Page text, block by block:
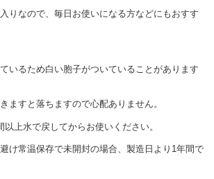
りなので、毎日お使いになる方などにもおすす
いるため白い胞子がついていることがあります
ますと落ちますので心配ありません。
上水で戻してからお使いください。
け常温保存で未開封の場合、製造日より1年間で